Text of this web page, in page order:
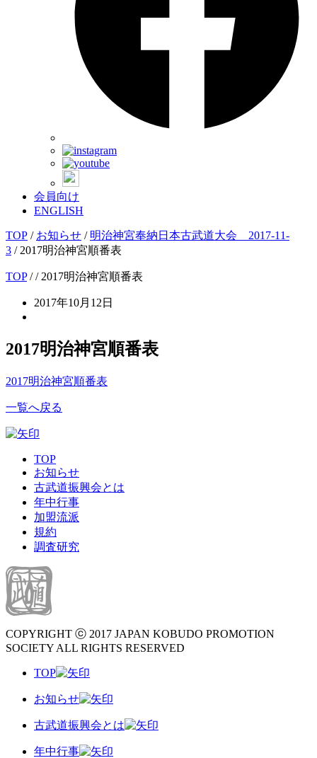
会員向け
ENGLISH
TOP / お知らせ / 明治神宮奉納日本古武道大会 2017-11-
3 / 2017明治神宮順番表
TOP// 2017明治神宮順番表
2017年10月12日
2017明治神宮順番表
2017明治神宮順番表
一覧へ戻る
TOP
お知らせ
古武道振興会とは
年中行事
加盟流派
規約
調査研究
COPYRIGHT ⓒ 2017 JAPAN KOBUDO PROMOTION
SOCIETY ALL RIGHTS RESERVED
TOP
お知らせ
古武道振興会とは
年中行事